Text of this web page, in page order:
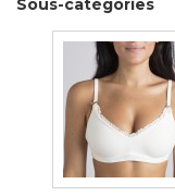
Sous-catégories